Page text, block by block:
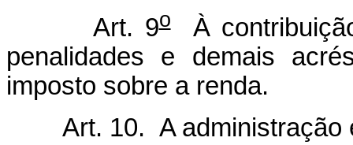
Art. 9oÀ
penalidades e demais
imposto sobre a renda.
Art. 10. A administração